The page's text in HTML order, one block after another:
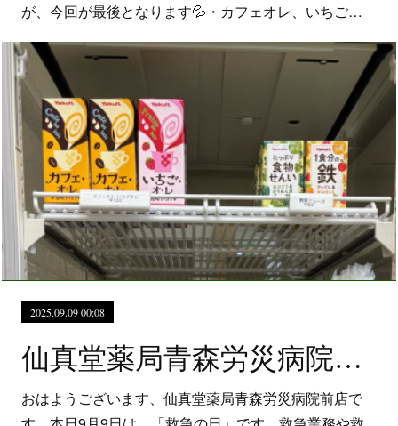
が、今回が最後となります💦・カフェオレ、いちご…
2025.09.09 00:08
仙真堂薬局青森労災病院前店 9月9日は救急の日
おはようございます、仙真堂薬局青森労災病院前店で